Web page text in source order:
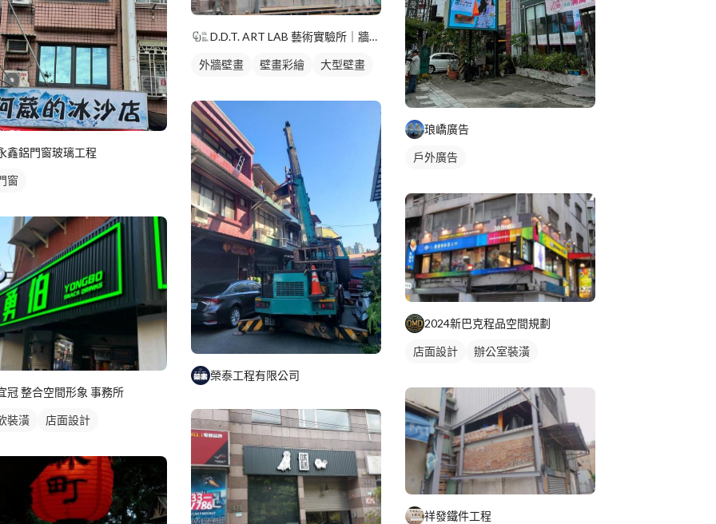
鑫鋁門窗玻璃工程
窗
冠 整合空間形象 事務所
裝潢 店面設計
D.D.T. ART LAB 藝術實驗所｜牆面及空間彩繪
外牆壁畫 壁畫彩繪 大型壁畫
榮泰工程有限公司
琅嶠廣告
戶外廣告
2024新巴克程品空間規劃
店面設計 辦公室裝潢
祥發鐵件工程